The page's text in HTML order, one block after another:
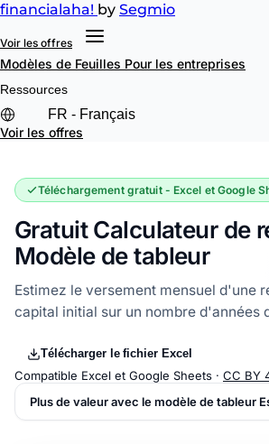
financialaha! by Segmio
Voir les offres
Modèles de Feuilles Pour les entreprises
Ressources
Voir les offres
Téléchargement gratuit - Excel et Google
Gratuit Calculateur de
Modèle de tableur
Estimez le versement mensuel d'une
capital initial sur un nombre d'années
Télécharger le fichier Excel
Compatible Excel et Google Sheets · CC BY
Plus de valeur avec le modèle de tableur